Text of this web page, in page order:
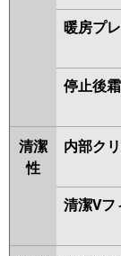
暖房プ
停止後
清潔
性
内部ク
清潔Vフ